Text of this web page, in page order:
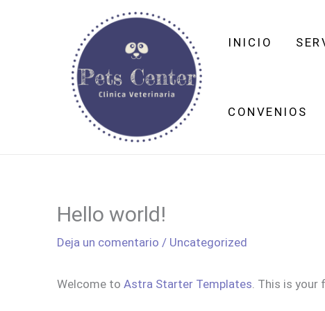
INICIO
CONVENIOS
Hello world!
Deja un comentario / Uncategorized
Welcome to Astra Starter Templates. This is your